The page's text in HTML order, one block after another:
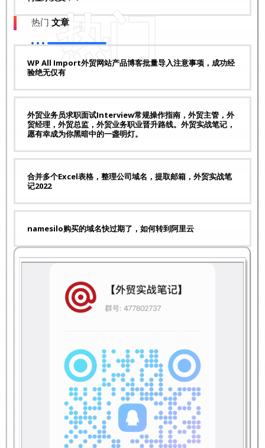
热门
热门 文章
WP All Import外贸网站产品博客批量导入注意事项，成功经
验绝无仅有
外贸业务员求职面试Interview常规操作指南，外贸主管，外
贸经理，外贸总监，外贸业务职业晋升路线。外贸实战笔记，
愿有幸成为你黑暗中的一盏明灯。
合并多个Excel表格，整理公司域名，提取邮箱，外贸实战笔
记2022
namesilo购买的域名快过期了，如何转到阿里云